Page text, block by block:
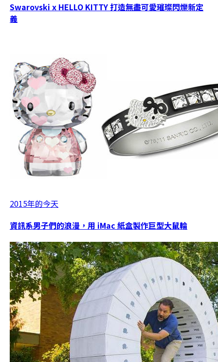
Swarovski x HELLO KITTY 打造無盡可愛璀璨閃爍新定
義
2015年的今天
資訊系男子們的浪漫，用 iMac 紙盒製作巨型大鼠輪